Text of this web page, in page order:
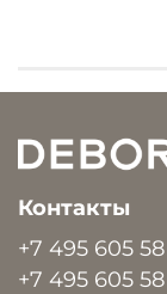
Контакты
+7 495 605 58
+7 495 605 58